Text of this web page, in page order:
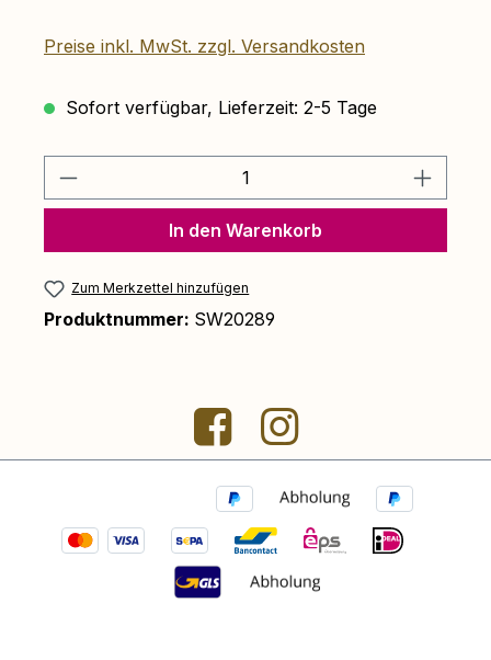
Preise inkl. MwSt. zzgl. Versandkosten
Sofort verfügbar, Lieferzeit: 2-5 Tage
Produkt Anzahl: Gib den
In den Warenkorb
Zum Merkzettel hinzufügen
Produktnummer: SW20289